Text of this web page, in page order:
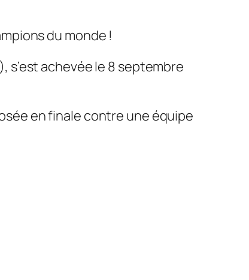
du monde !
s’est achevée le 8 septembre
en finale contre une équipe